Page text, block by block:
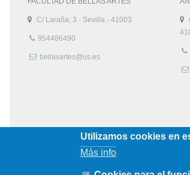
C/ Laraña, 3 - Sevilla - 41003
954486490
bellasartes@us.es
Utilizamos cookies en
Más info